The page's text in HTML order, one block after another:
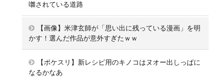
囃されている道路
【画像】米津玄師が「思い出に残っている漫画」を明
かす！選んだ作品が意外すぎたｗｗ
【ポケスリ】新レシピ用のキノコはヌオー出しっぱに
なるかなあ